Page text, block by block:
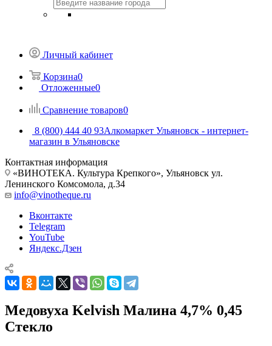
Личный кабинет
Корзина0
Отложенные0
Сравнение товаров0
8 (800) 444 40 93Алкомаркет Ульяновск - интернет-
магазин в Ульяновске
Контактная информация
«ВИНОТЕКА. Культура Крепкого», Ульяновск ул.
Ленинского Комсомола, д.34
info@vinotheque.ru
Вконтакте
Telegram
YouTube
Яндекс.Дзен
Медовуха Kelvish Малина 4,7% 0,45
Стекло